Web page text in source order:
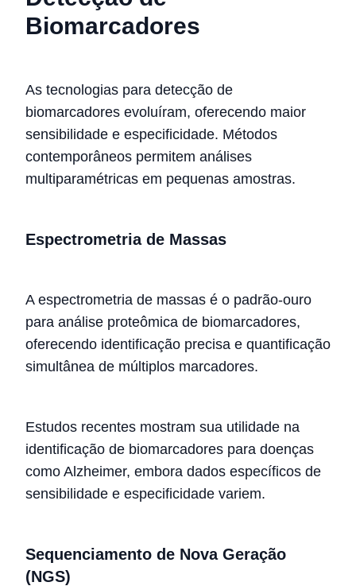
Biomarcadores
As tecnologias para detecção de
biomarcadores evoluíram, oferecendo maior
sensibilidade e especificidade. Métodos
contemporâneos permitem análises
multiparamétricas em pequenas amostras.
Espectrometria de Massas
A espectrometria de massas é o padrão-ouro
para análise proteômica de biomarcadores,
oferecendo identificação precisa e quantificação
simultânea de múltiplos marcadores.
Estudos recentes mostram sua utilidade na
identificação de biomarcadores para doenças
como Alzheimer, embora dados específicos de
sensibilidade e especificidade variem.
Sequenciamento de Nova Geração
(NGS)